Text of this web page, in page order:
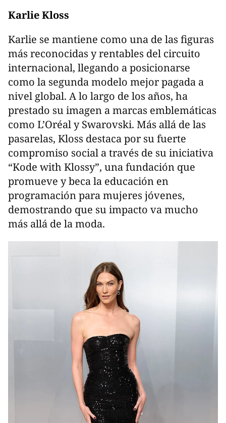
Karlie Kloss
Karlie se mantiene como una de las figuras
más reconocidas y rentables del circuito
internacional, llegando a posicionarse
como la segunda modelo mejor pagada a
nivel global. A lo largo de los años, ha
prestado su imagen a marcas emblemáticas
como L’Oréal y Swarovski. Más allá de las
pasarelas, Kloss destaca por su fuerte
compromiso social a través de su iniciativa
“Kode with Klossy”, una fundación que
promueve y beca la educación en
programación para mujeres jóvenes,
demostrando que su impacto va mucho
más allá de la moda.